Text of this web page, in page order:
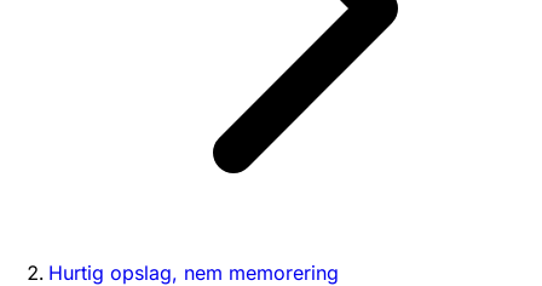
Hurtig opslag, nem memorering